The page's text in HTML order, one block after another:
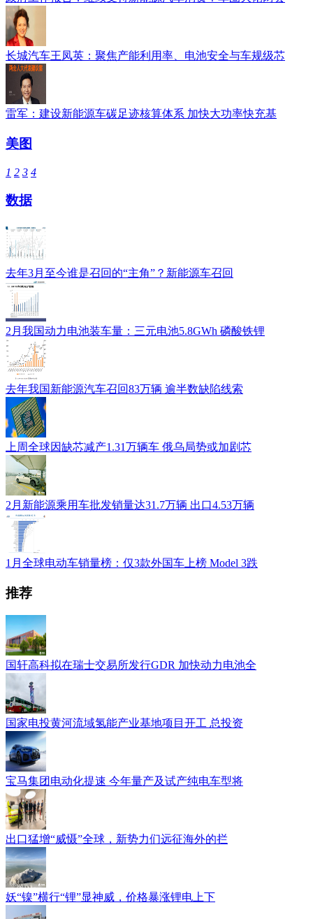
长城汽车王凤英：聚焦产能利用率、电池安全与车规级芯
雷军：建设新能源车碳足迹核算体系 加快大功率快充基
美图
1 2 3 4
数据
去年3月至今谁是召回的“主角”？新能源车召回
2月我国动力电池装车量：三元电池5.8GWh 磷酸铁锂
去年我国新能源汽车召回83万辆 逾半数缺陷线索
上周全球因缺芯减产1.31万辆车 俄乌局势或加剧芯
2月新能源乘用车批发销量达31.7万辆 出口4.53万辆
1月全球电动车销量榜：仅3款外国车上榜 Model 3跌
推荐
国轩高科拟在瑞士交易所发行GDR 加快动力电池全
国家电投黄河流域氢能产业基地项目开工 总投资
宝马集团电动化提速 今年量产及试产纯电车型将
出口猛增“威慑”全球，新势力们远征海外的拦
妖“镍”横行“锂”显神威，价格暴涨锂电上下